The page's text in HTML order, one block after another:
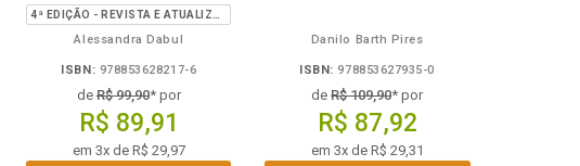
Alessandra Dabul
ISBN: 978853628217-6
deR$ 99,90* por
R$ 89,91
em 3x de R$ 29,97
Danilo Barth Pires
ISBN: 978853627935-0
deR$ 109,90* por
R$ 87,92
em 3x de R$ 29,31